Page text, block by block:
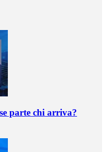
parte chi arriva?